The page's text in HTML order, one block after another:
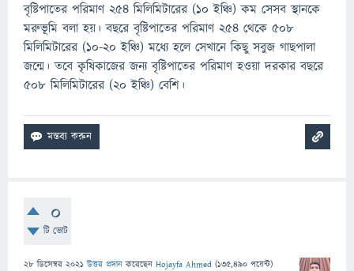
বৃষ্টিপাতের পরিমাণ ২৫৪ মিলিমিটারের (১০ ইঞ্চি) কম সেসব স্থানকে
মরুভূমি বলা হয়। বছরে বৃষ্টিপাতের পরিমাণ ২৫৪ থেকে ৫০৮
মিলিমিটারের (১০-২০ ইঞ্চি) মধ্যে হলে সেখানে কিছু সবুজ গাছপালা
জন্মে। তবে কৃষিকাজের জন্য বৃষ্টিপাতের পরিমাণ হওয়া দরকার বছরে
৫০৮ মিলিমিটারের (২০ ইঞ্চি) বেশি।
0
টি ভোট
28 ডিসেম্বর 2021 উত্তর প্রদান করেছেন Hojayfa Ahmed (135,490 পয়েন্ট)